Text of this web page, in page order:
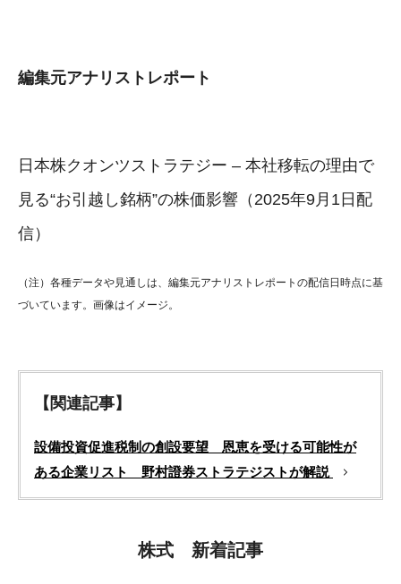
編集元アナリストレポート
日本株クオンツストラテジー – 本社移転の理由で
見る“お引越し銘柄”の株価影響（2025年9月1日配
信）
（注）各種データや見通しは、編集元アナリストレポートの配信日時点に基
づいています。画像はイメージ。
【関連記事】
設備投資促進税制の創設要望 恩恵を受ける可能性が
ある企業リスト 野村證券ストラテジストが解説
株式 新着記事